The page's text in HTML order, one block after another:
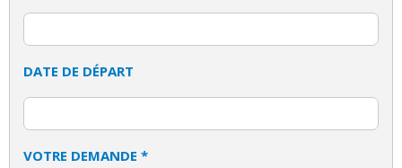
DATE DE DÉPART
VOTRE DEMANDE *